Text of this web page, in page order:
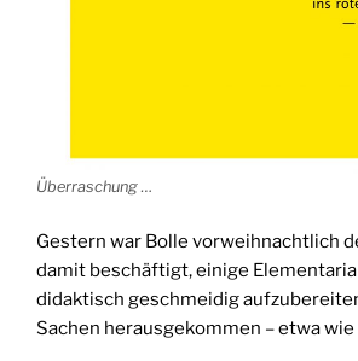
Überraschung …
Gestern war Bolle vorweihnachtlich
damit beschäftigt, einige
didaktisch geschmeidig
Sachen herausgekommen – etwa